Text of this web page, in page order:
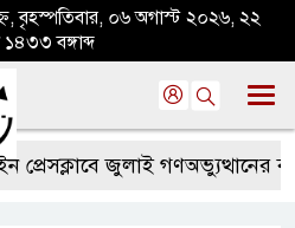
বৃহস্পতিবার, ০৬ অগাস্ট ২০২৬, ২২
১৪৩৩ বঙ্গাব্দ
জুলাই গণঅভ্যুত্থানের